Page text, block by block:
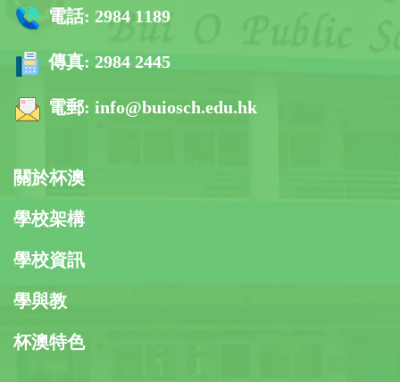
電話: 2984 1189
傳真: 2984 2445
電郵: info@buiosch.edu.hk
關於杯澳
學校架構
學校資訊
學與教
杯澳特色